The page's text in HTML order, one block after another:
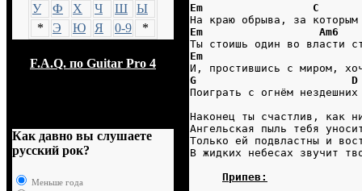
У
Ф Х Ч Ш
Ы
*
Э Ю Я 0-9 *
F.A.Q. по Guitar Pro 4
Как давно вы слушаете
русский рок?
Меньше года
Em                 C
На краю обрыва, за которым
Em                  Am6
Ты стоишь один во власти
Em
И, простившись с миром,
G                        D
Поиграть с огнём
Наконец ты счастлив, как
Ангельская пыль тебя
Только ей подвластны и
В жидких небесах звучит
Припев: